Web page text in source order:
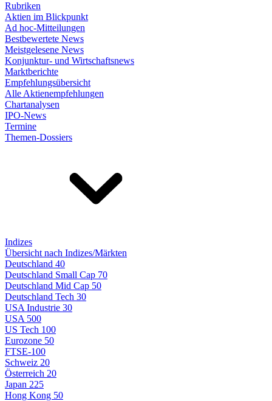
Rubriken
Aktien im Blickpunkt
Ad hoc-Mitteilungen
Bestbewertete News
Meistgelesene News
Konjunktur- und Wirtschaftsnews
Marktberichte
Empfehlungsübersicht
Alle Aktienempfehlungen
Chartanalysen
IPO-News
Termine
Themen-Dossiers
Indizes
Übersicht nach Indizes/Märkten
Deutschland 40
Deutschland Small Cap 70
Deutschland Mid Cap 50
Deutschland Tech 30
USA Industrie 30
USA 500
US Tech 100
Eurozone 50
FTSE-100
Schweiz 20
Österreich 20
Japan 225
Hong Kong 50